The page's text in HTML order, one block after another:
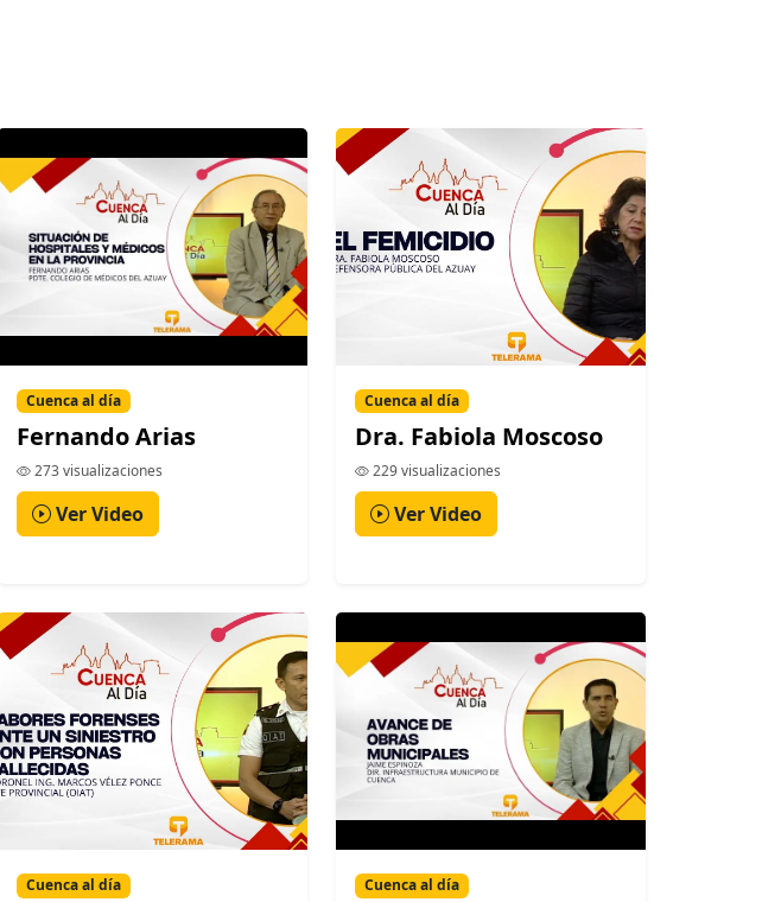
Cuenca al día
Fernando Arias
273 visualizaciones
Ver Video
Cuenca al día
Dra. Fabiola Moscoso
229 visualizaciones
Ver Video
Cuenca al día Cuenca al día